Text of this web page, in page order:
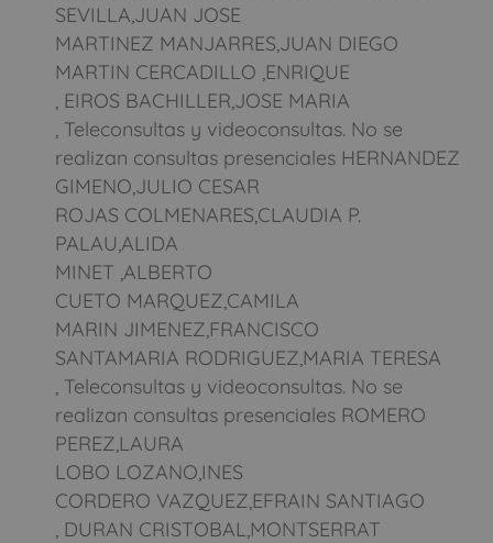
SEVILLA,JUAN JOSE
MARTINEZ MANJARRES,JUAN DIEGO
MARTIN CERCADILLO ,ENRIQUE
, EIROS BACHILLER,JOSE MARIA
, Teleconsultas y videoconsultas. No se
realizan consultas presenciales HERNANDEZ
GIMENO,JULIO CESAR
ROJAS COLMENARES,CLAUDIA P.
PALAU,ALIDA
MINET ,ALBERTO
CUETO MARQUEZ,CAMILA
MARIN JIMENEZ,FRANCISCO
SANTAMARIA RODRIGUEZ,MARIA TERESA
, Teleconsultas y videoconsultas. No se
realizan consultas presenciales ROMERO
PEREZ,LAURA
LOBO LOZANO,INES
CORDERO VAZQUEZ,EFRAIN SANTIAGO
, DURAN CRISTOBAL,MONTSERRAT